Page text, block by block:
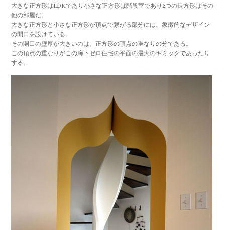
大きな正方形はLDKであり小さな正方形は階段室であり2つの長方形はその
他の部屋だ。
大きな正方形と小さな正方形が頂点で繋がる部分には、象徴的なデザイン
の開口を設けている。
その開口の壁厚が大きいのは、正方形の頂点の重なりの分である。
この頂点の重なりがこの廊下ゼロ住宅の平面の最大のギミックであったり
する。